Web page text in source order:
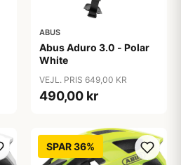
ABUS
Abus Aduro 3.0 - Polar
White
VEJL. PRIS 649,00 KR
490,00 kr
SPAR 36%